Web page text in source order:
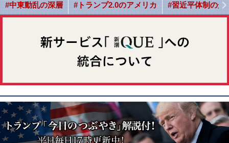
#中東動乱の深層 #トランプ2.0のアメリカ #習近平体制の光